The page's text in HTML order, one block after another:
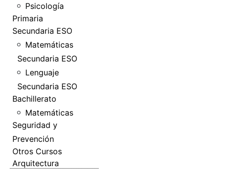
Psicología
Primaria
Secundaria ESO
Matemáticas
Secundaria ESO
Lenguaje
Secundaria ESO
Bachillerato
Matemáticas
Seguridad y
Prevención
Otros Cursos
Arquitectura